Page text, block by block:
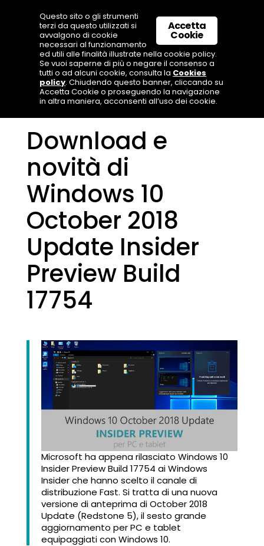
Download e
novità di
Windows 10
October 2018
Update Insider
Preview Build
17754
Microsoft ha appena rilasciato Windows 10
Insider Preview Build 17754 ai Windows
Insider che hanno scelto il canale di
distribuzione Fast. Si tratta di una nuova
versione di anteprima di October 2018
Update (Redstone 5), il sesto grande
aggiornamento per PC e tablet
equipaggiati con Windows 10.
Accetta
Cookie
Questo sito o gli strumenti
terzi da questo utilizzati si
avvalgono di cookie
necessari al funzionamento
ed utili alle finalità illustrate nella cookie policy.
Se vuoi saperne di più o negare il consenso a
tutti o ad alcuni cookie, consulta la Cookies
policy. Chiudendo questo banner, cliccando su
Accetta Cookie o proseguendo la navigazione
in altra maniera, acconsenti all’uso dei cookie.